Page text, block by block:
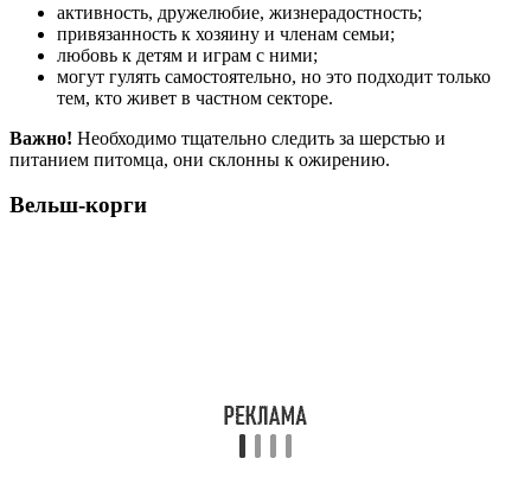
активность, дружелюбие, жизнерадостность;
привязанность к хозяину и членам семьи;
любовь к детям и играм с ними;
могут гулять самостоятельно, но это подходит только
тем, кто живет в частном секторе.
Важно! Необходимо тщательно следить за шерстью и
питанием питомца, они склонны к ожирению.
Вельш-корги